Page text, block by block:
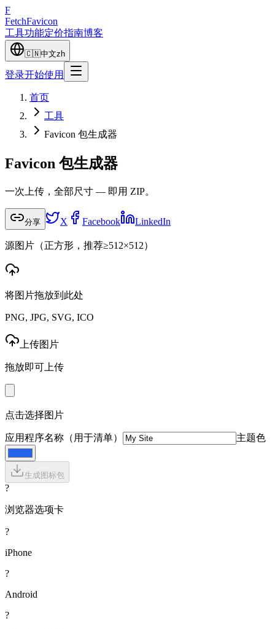
F
FetchFavicon
工具功能定价指南博客
🇨🇳中文zh
登录开始使用
首页
工具
Favicon 包生成器
Favicon 包生成器
一次上传，全部尺寸 — 即用 ZIP。
分享 X Facebook LinkedIn
源图片（正方形，推荐≥512×512）
将图片拖放到此处
PNG, JPG, SVG, ICO
上传图片
拖放即可上传
点击选择图片
应用程序名称（用于清单） 主题色
生成图标包
?
浏览器选项卡
?
iPhone
?
Android
?